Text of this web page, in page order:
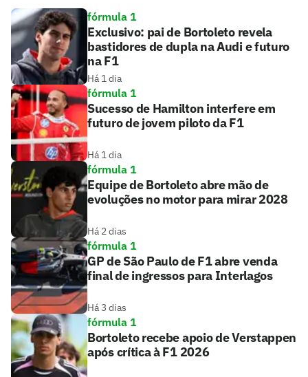
fórmula 1
Exclusivo: pai de Bortoleto revela
bastidores de dupla na Audi e futuro
na F1
Há 1 dia
fórmula 1
Sucesso de Hamilton interfere em
futuro de jovem piloto da F1
Há 1 dia
fórmula 1
Equipe de Bortoleto abre mão de
evoluções no motor para mirar 2028
Há 2 dias
fórmula 1
GP de São Paulo de F1 abre venda
final de ingressos para Interlagos
Há 3 dias
fórmula 1
Bortoleto recebe apoio de Verstappen
após crítica à F1 2026